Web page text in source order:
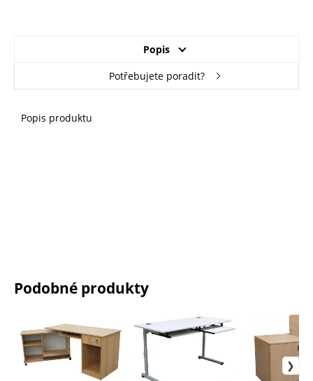
Popis
Potřebujete poradit?
Popis produktu
Podobné produkty